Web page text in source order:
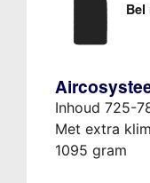
Bel
Inhoud 725-
Met extra
1095 gram